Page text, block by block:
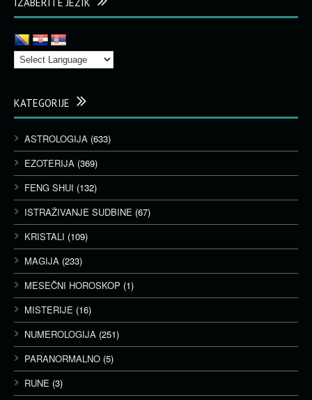
KATEGORIJE
ASTROLOGIJA (633)
EZOTERIJA (369)
FENG SHUI (132)
ISTRAŽIVANJE SUDBINE (67)
KRISTALI (109)
MAGIJA (233)
MESEČNI HOROSKOP (1)
MISTERIJE (16)
NUMEROLOGIJA (251)
PARANORMALNO (5)
RUNE (3)